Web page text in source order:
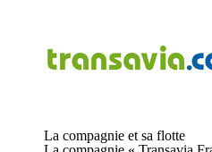
La compagnie et sa flotte